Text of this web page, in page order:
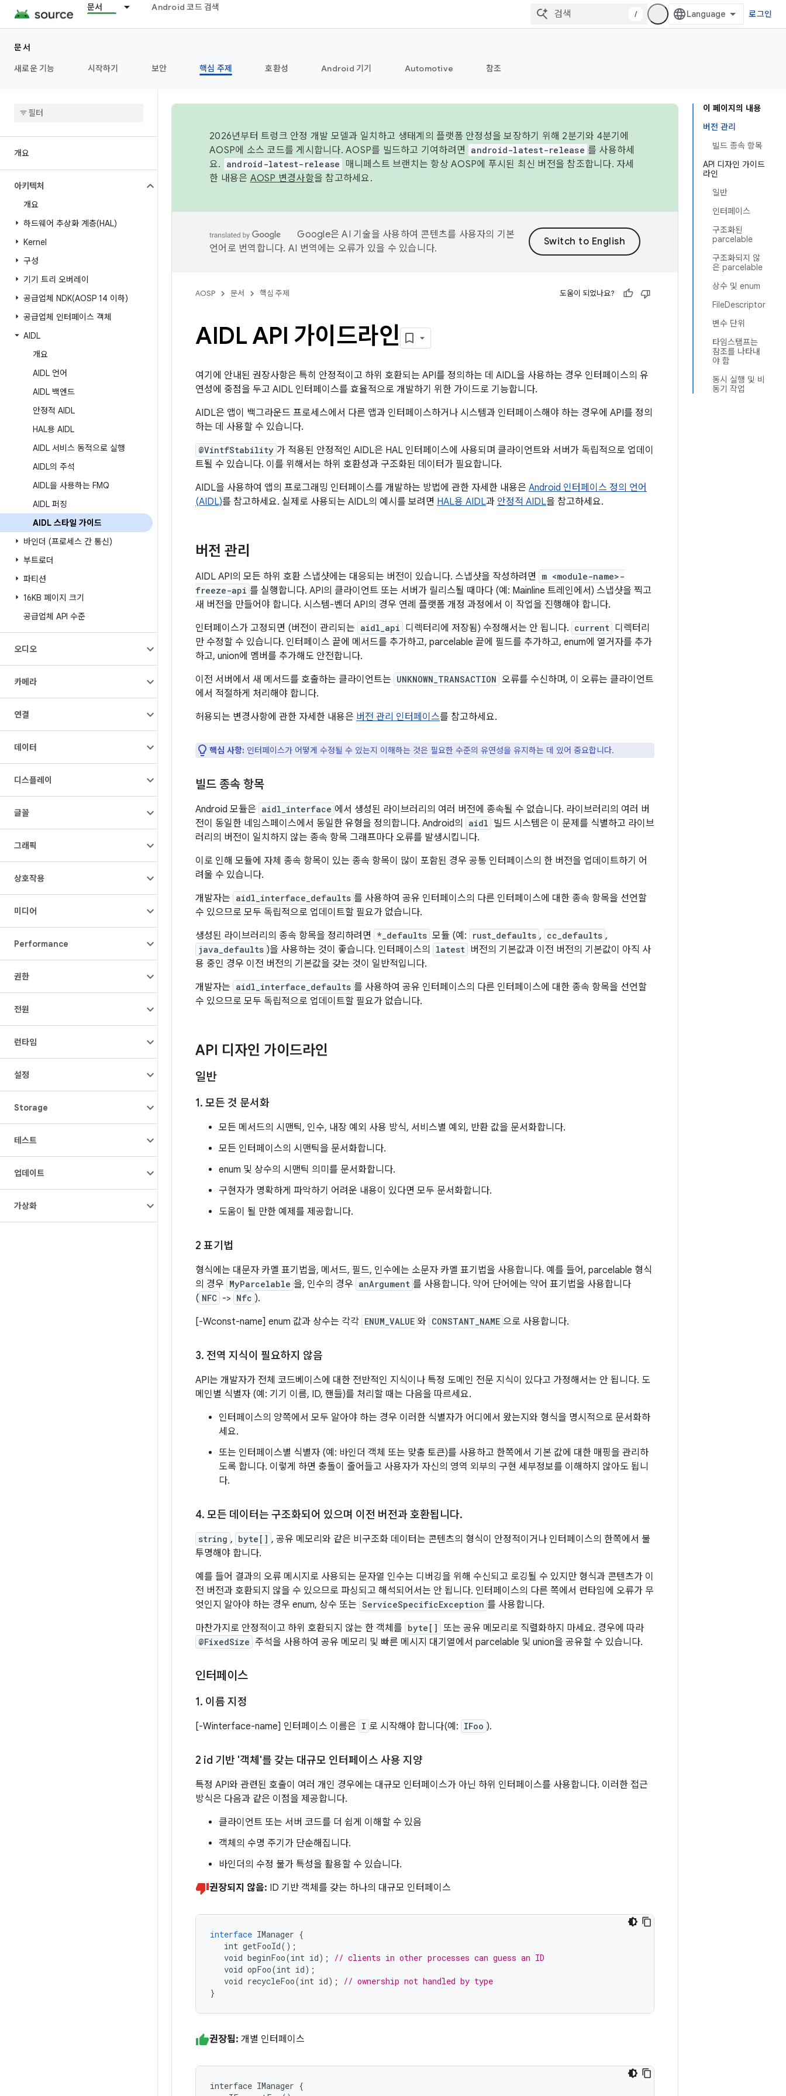
문서 Android 코드 검색
/ 로그인
문서
새로운 기능
시작하기 보안 핵심 주제 호환성 Android 기기 Automotive 참조
개요
아키텍처
개요
하드웨어 추상화 계층(HAL)
Kernel
구성
기기 트리 오버레이
공급업체 NDK(AOSP 14 이하)
공급업체 인터페이스 객체
AIDL
개요
AIDL 언어
AIDL 백엔드
안정적 AIDL
HAL용 AIDL
AIDL 서비스 동적으로 실행
AIDL의 주석
AIDL을 사용하는 FMQ
AIDL 퍼징
AIDL 스타일 가이드
바인더 (프로세스 간 통신)
부트로더
파티션
16KB 페이지 크기
공급업체 API 수준
오디오
카메라
연결
데이터
디스플레이
글꼴
그래픽
상호작용
미디어
Performance
권한
전원
런타임
설정
Storage
테스트
업데이트
가상화
이 페이지의 내용
버전 관리
빌드 종속 항목
API 디자인 가이드
라인
일반
인터페이스
구조화된
parcelable
구조화되지 않
은 parcelable
상수 및 enum
FileDescriptor
변수 단위
타임스탬프는
참조를 나타내
야 함
동시 실행 및 비
동기 작업
2026년부터 트렁크 안정 개발 모델과 일치하고 생태계의 플랫폼 안정성을 보장하기 위해 2분기와 4분기에
AOSP에 소스 코드를 게시합니다. AOSP를 빌드하고 기여하려면
android-latest-release 를 사용하세
요.
android-latest-release
매니페스트 브랜치는 항상 AOSP에 푸시된 최신 버전을 참조합니다. 자세
한 내용은 AOSP 변경사항을 참고하세요.
Google은 AI 기술을 사용하여 콘텐츠를 사용자의 기본
언어로 번역합니다. AI 번역에는 오류가 있을 수 있습니다.
AOSP 문서 핵심 주제 도움이 되었나요?
AIDL API 가이드라인
여기에 안내된 권장사항은 특히 안정적이고 하위 호환되는 API를 정의하는 데 AIDL을 사용하는 경우 인터페이스의 유
연성에 중점을 두고 AIDL 인터페이스를 효율적으로 개발하기 위한 가이드로 기능합니다.
AIDL은 앱이 백그라운드 프로세스에서 다른 앱과 인터페이스하거나 시스템과 인터페이스해야 하는 경우에 API를 정의
하는 데 사용할 수 있습니다.
@VintfStability 가 적용된 안정적인 AIDL은 HAL 인터페이스에 사용되며 클라이언트와 서버가 독립적으로 업데이
트될 수 있습니다. 이를 위해서는 하위 호환성과 구조화된 데이터가 필요합니다.
AIDL을 사용하여 앱의 프로그래밍 인터페이스를 개발하는 방법에 관한 자세한 내용은 Android 인터페이스 정의 언어
(AIDL)를 참고하세요. 실제로 사용되는 AIDL의 예시를 보려면 HAL용 AIDL과 안정적 AIDL을 참고하세요.
버전 관리
AIDL API의 모든 하위 호환 스냅샷에는 대응되는 버전이 있습니다. 스냅샷을 작성하려면
m <module-name>-
freeze-api 를 실행합니다. API의 클라이언트 또는 서버가 릴리스될 때마다 (예: Mainline 트레인에서) 스냅샷을 찍고
새 버전을 만들어야 합니다. 시스템-벤더 API의 경우 연례 플랫폼 개정 과정에서 이 작업을 진행해야 합니다.
인터페이스가 고정되면 (버전이 관리되는 aidl_api 디렉터리에 저장됨) 수정해서는 안 됩니다. current 디렉터리
만 수정할 수 있습니다. 인터페이스 끝에 메서드를 추가하고, parcelable 끝에 필드를 추가하고, enum에 열거자를 추가
하고, union에 멤버를 추가해도 안전합니다.
이전 서버에서 새 메서드를 호출하는 클라이언트는 UNKNOWN_TRANSACTION 오류를 수신하며, 이 오류는 클라이언트
에서 적절하게 처리해야 합니다.
허용되는 변경사항에 관한 자세한 내용은 버전 관리 인터페이스를 참고하세요.
핵심 사항: 인터페이스가 어떻게 수정될 수 있는지 이해하는 것은 필요한 수준의 유연성을 유지하는 데 있어 중요합니다.
빌드 종속 항목
Android 모듈은 aidl_interface 에서 생성된 라이브러리의 여러 버전에 종속될 수 없습니다. 라이브러리의 여러 버
전이 동일한 네임스페이스에서 동일한 유형을 정의합니다. Android의
aidl 빌드 시스템은 이 문제를 식별하고 라이브
러리의 버전이 일치하지 않는 종속 항목 그래프마다 오류를 발생시킵니다.
이로 인해 모듈에 자체 종속 항목이 있는 종속 항목이 많이 포함된 경우 공통 인터페이스의 한 버전을 업데이트하기 어
려울 수 있습니다.
개발자는 aidl_interface_defaults 를 사용하여 공유 인터페이스의 다른 인터페이스에 대한 종속 항목을 선언할
수 있으므로 모두 독립적으로 업데이트할 필요가 없습니다.
생성된 라이브러리의 종속 항목을 정리하려면
*_defaults 모듈 (예: rust_defaults , cc_defaults ,
java_defaults )을 사용하는 것이 좋습니다. 인터페이스의 latest 버전의 기본값과 이전 버전의 기본값이 아직 사
용 중인 경우 이전 버전의 기본값을 갖는 것이 일반적입니다.
개발자는 aidl_interface_defaults 를 사용하여 공유 인터페이스의 다른 인터페이스에 대한 종속 항목을 선언할
수 있으므로 모두 독립적으로 업데이트할 필요가 없습니다.
API 디자인 가이드라인
일반
1. 모든 것 문서화
모든 메서드의 시맨틱, 인수, 내장 예외 사용 방식, 서비스별 예외, 반환 값을 문서화합니다.
모든 인터페이스의 시맨틱을 문서화합니다.
enum 및 상수의 시맨틱 의미를 문서화합니다.
구현자가 명확하게 파악하기 어려운 내용이 있다면 모두 문서화합니다.
도움이 될 만한 예제를 제공합니다.
2 표기법
형식에는 대문자 카멜 표기법을, 메서드, 필드, 인수에는 소문자 카멜 표기법을 사용합니다. 예를 들어, parcelable 형식
의 경우 MyParcelable 을, 인수의 경우 anArgument 를 사용합니다. 약어 단어에는 약어 표기법을 사용합니다
( NFC -> Nfc ).
[-Wconst-name] enum 값과 상수는 각각 ENUM_VALUE 와 CONSTANT_NAME 으로 사용합니다.
3. 전역 지식이 필요하지 않음
API는 개발자가 전체 코드베이스에 대한 전반적인 지식이나 특정 도메인 전문 지식이 있다고 가정해서는 안 됩니다. 도
메인별 식별자 (예: 기기 이름, ID, 핸들)를 처리할 때는 다음을 따르세요.
인터페이스의 양쪽에서 모두 알아야 하는 경우 이러한 식별자가 어디에서 왔는지와 형식을 명시적으로 문서화하
세요.
또는 인터페이스별 식별자 (예: 바인더 객체 또는 맞춤 토큰)를 사용하고 한쪽에서 기본 값에 대한 매핑을 관리하
도록 합니다. 이렇게 하면 충돌이 줄어들고 사용자가 자신의 영역 외부의 구현 세부정보를 이해하지 않아도 됩니
다.
4. 모든 데이터는 구조화되어 있으며 이전 버전과 호환됩니다.
string , byte[] , 공유 메모리와 같은 비구조화 데이터는 콘텐츠의 형식이 안정적이거나 인터페이스의 한쪽에서 불
투명해야 합니다.
예를 들어 결과의 오류 메시지로 사용되는 문자열 인수는 디버깅을 위해 수신되고 로깅될 수 있지만 형식과 콘텐츠가 이
전 버전과 호환되지 않을 수 있으므로 파싱되고 해석되어서는 안 됩니다. 인터페이스의 다른 쪽에서 런타임에 오류가 무
엇인지 알아야 하는 경우 enum, 상수 또는 ServiceSpecificException 를 사용합니다.
마찬가지로 안정적이고 하위 호환되지 않는 한 객체를 byte[] 또는 공유 메모리로 직렬화하지 마세요. 경우에 따라
@FixedSize 주석을 사용하여 공유 메모리 및 빠른 메시지 대기열에서 parcelable 및 union을 공유할 수 있습니다.
인터페이스
1. 이름 지정
[-Winterface-name] 인터페이스 이름은 I 로 시작해야 합니다(예: IFoo ).
2 id 기반 '객체'를 갖는 대규모 인터페이스 사용 지양
특정 API와 관련된 호출이 여러 개인 경우에는 대규모 인터페이스가 아닌 하위 인터페이스를 사용합니다. 이러한 접근
방식은 다음과 같은 이점을 제공합니다.
클라이언트 또는 서버 코드를 더 쉽게 이해할 수 있음
객체의 수명 주기가 단순해집니다.
바인더의 수정 불가 특성을 활용할 수 있습니다.
권장되지 않음: ID 기반 객체를 갖는 하나의 대규모 인터페이스
interface IManager {
int getFooId();
void beginFoo(int id);
// clients in other processes can guess an ID
void opFoo(int id);
void recycleFoo(int id);
// ownership not handled by type
}
권장됨: 개별 인터페이스
interface IManager {